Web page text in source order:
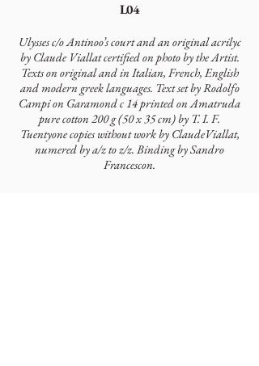
L04
Ulysses c/o Antinoo’s court and an original acrilyc
by Claude Viallat certified on photo by the Artist.
Texts on original and in Italian, French, English
and modern greek languages. Text set by Rodolfo
Campi on Garamond c 14 printed on Amatruda
pure cotton 200 g (50 x 35 cm) by T. I. F.
Tuentyone copies without work by ClaudeViallat,
numered by a/z to z/z. Binding by Sandro
Francescon.